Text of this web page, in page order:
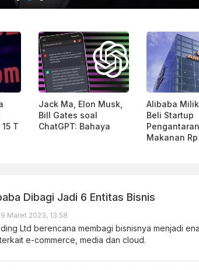
AJENG DINAR
T
Jack Ma, Elon Musk,
Bill Gates soal
ChatGPT: Bahaya
Alibaba
Beli Startup
Pengantaran
Makanan
Dibagi Jadi 6 Entitas Bisnis
Maret 2023, 13.58
Ltd berencana membagi bisnisnya menjadi
e-commerce, media dan cloud.